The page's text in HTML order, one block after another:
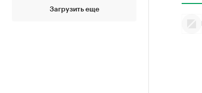
Загрузить еще